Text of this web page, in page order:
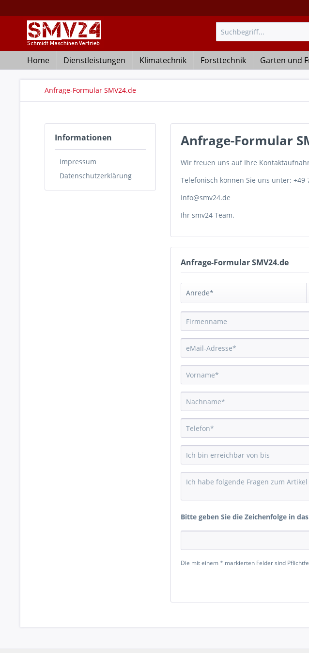
Home Dienstleistungen Klimatechnik Forsttechnik Garten und
Anfrage-Formular SMV24.de
Informationen
Impressum
Datenschutzerklärung
Anfrage-Formular
Wir freuen uns auf Ihre
Telefonisch können Sie uns unter:
Info@smv24.de
Ihr smv24 Team.
Anfrage-Formular SMV24.de
Bitte geben Sie die Zeichenfolge in
Die mit einem * markierten Felder sind